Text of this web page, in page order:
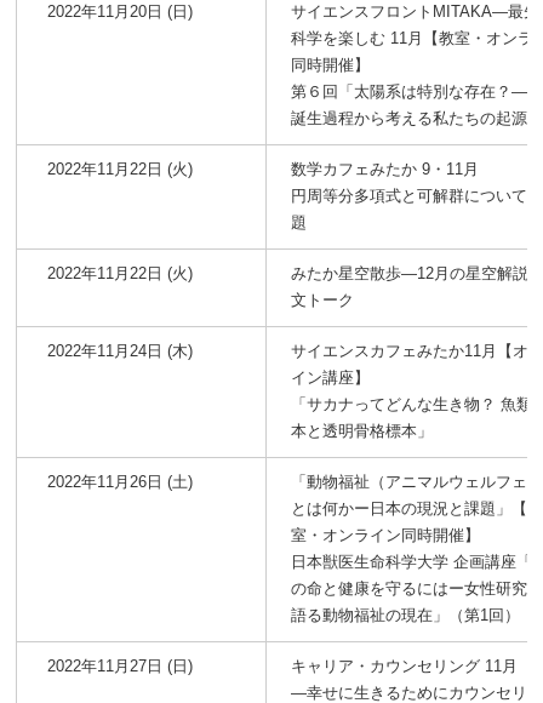
2022年11月20日 (日)
サイエンスフロントMITAKA―最先
科学を楽しむ 11月【教室・オンラ
同時開催】
第６回「太陽系は特別な存在？―
誕生過程から考える私たちの起源」
2022年11月22日 (火)
数学カフェみたか 9・11月
円周等分多項式と可解群について
題
2022年11月22日 (火)
みたか星空散歩―12月の星空解説
文トーク
2022年11月24日 (木)
サイエンスカフェみたか11月【オ
イン講座】
「サカナってどんな生き物？ 魚類
本と透明骨格標本」
2022年11月26日 (土)
「動物福祉（アニマルウェルフェ
とは何かー日本の現況と課題」【教
室・オンライン同時開催】
日本獣医生命科学大学 企画講座「
の命と健康を守るにはー女性研究
語る動物福祉の現在」（第1回）
2022年11月27日 (日)
キャリア・カウンセリング 11月
―幸せに生きるためにカウンセリ